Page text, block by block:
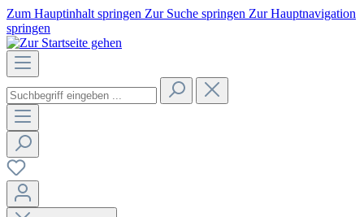
Zum Hauptinhalt springen Zur Suche springen Zur Hauptnavigation
springen